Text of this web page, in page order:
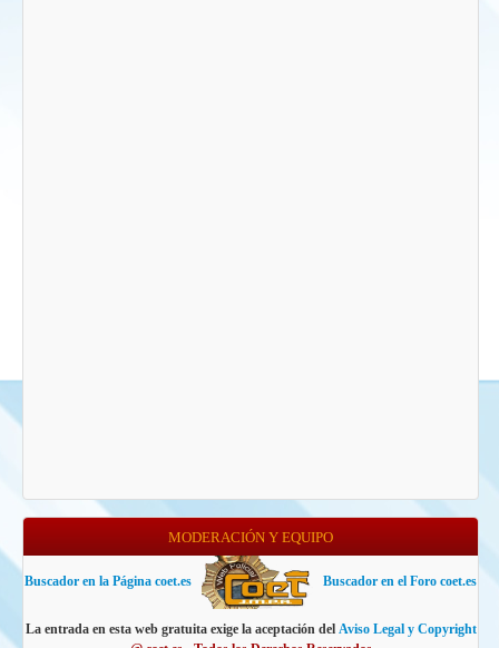
MODERACIÓN Y EQUIPO
Buscador en la Página coet.es Buscador en el Foro coet.es
La entrada en esta web gratuita exige la aceptación del Aviso Legal y Copyright